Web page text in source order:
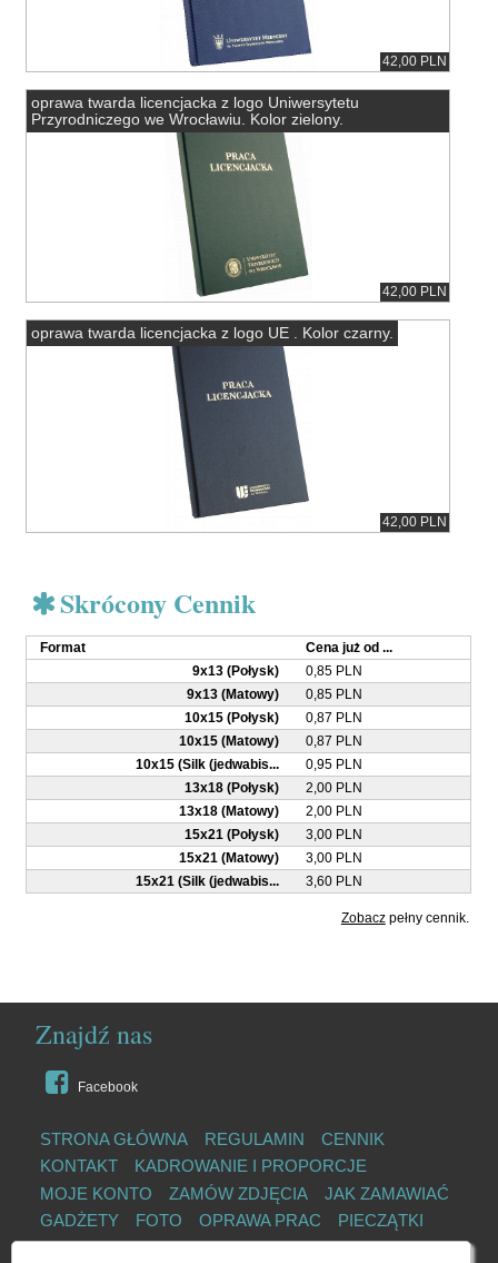
42,00 PLN
oprawa twarda licencjacka z logo Uniwersytetu
Przyrodniczego we Wrocławiu. Kolor zielony.
42,00 PLN
oprawa twarda licencjacka z logo UE . Kolor czarny.
42,00 PLN
Skrócony Cennik
Format
Cena już od ...
9x13 (Połysk)
0,85 PLN
9x13 (Matowy)
0,85 PLN
10x15 (Połysk)
0,87 PLN
10x15 (Matowy)
0,87 PLN
10x15 (Silk (jedwabis...
0,95 PLN
13x18 (Połysk)
2,00 PLN
13x18 (Matowy)
2,00 PLN
15x21 (Połysk)
3,00 PLN
15x21 (Matowy)
3,00 PLN
15x21 (Silk (jedwabis...
3,60 PLN
Zobaczpełny cennik.
Znajdź nas
Facebook
STRONA GŁÓWNA REGULAMIN
CENNIK
KONTAKT
KADROWANIE I PROPORCJE
MOJE KONTO
ZAMÓW ZDJĘCIA
JAK ZAMAWIAĆ
GADŻETY
FOTO OPRAWA PRAC
PIECZĄTKI
KSERO
SKAN DRUK